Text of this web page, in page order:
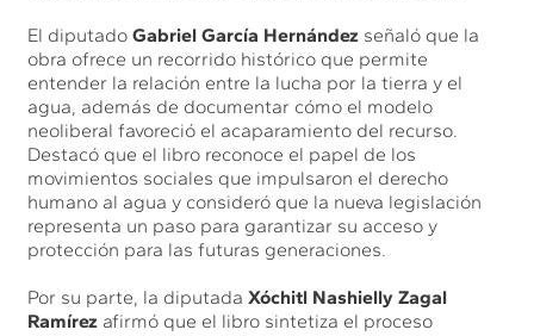
El diputadoGabriel García Hernández señaló que la
obra ofrece un recorrido histórico que permite
entender la relación entre la lucha por la tierra y el
agua, además de documentar cómo el modelo
neoliberal favoreció el acaparamiento del recurso.
Destacó que el libro reconoce el papel de los
movimientos sociales que impulsaron el derecho
humano al agua y consideró que la nueva legislación
representa un paso para garantizar su acceso y
protección para las futuras generaciones.
Por su parte, la diputadaXóchitl Nashielly Zagal
Ramírez afirmó que el libro sintetiza el proceso